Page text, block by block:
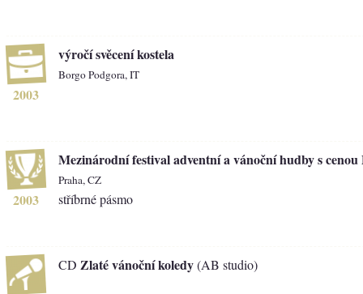
2003
výročí svěcení kostela
Borgo Podgora, IT
2003
Mezinárodní festival adventní a vánoční hudby s cenou
Praha, CZ
stříbrné pásmo
CD Zlaté vánoční koledy(AB studio)